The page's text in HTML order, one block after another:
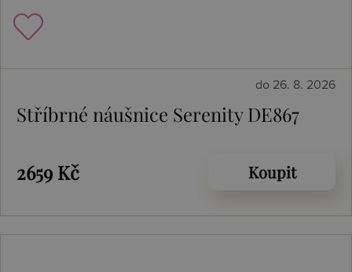
do 26. 8. 2026
Stříbrné náušnice Serenity DE867
2659 Kč Koupit